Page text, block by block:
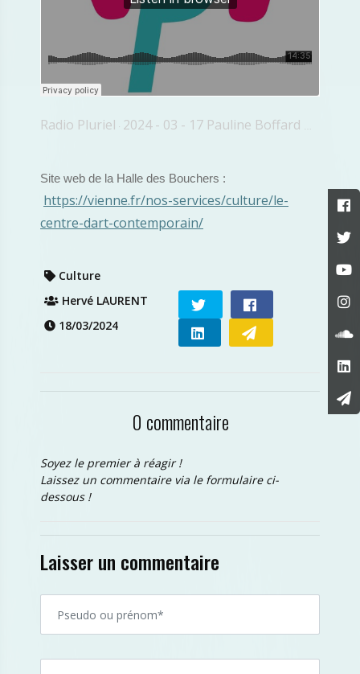
Radio Pluriel · 2024 - 03 - 17 Pauline Boffard Halle Des Bouchers Grand Pagès
Site web de la Halle des Bouchers :
https://vienne.fr/nos-services/culture/le-
centre-dart-contemporain/
Culture
Hervé LAURENT
18/03/2024
0 commentaire
Soyez le premier à réagir !
Laissez un commentaire via le formulaire ci-
dessous !
Laisser un commentaire